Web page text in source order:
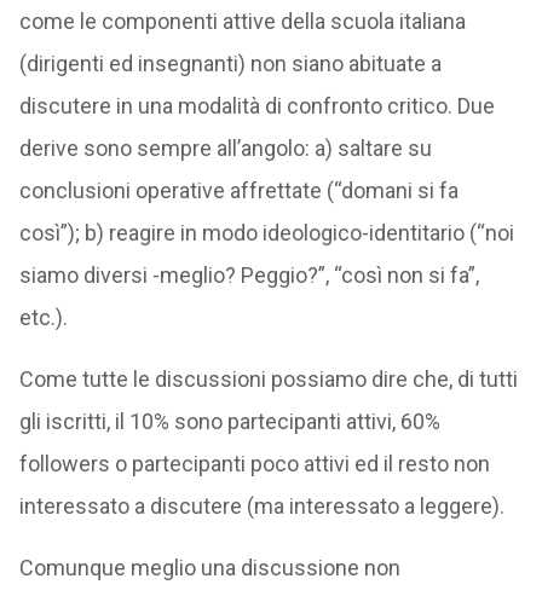
come le componenti attive della scuola italiana
(dirigenti ed insegnanti) non siano abituate a
discutere in una modalità di confronto critico. Due
derive sono sempre all’angolo: a) saltare su
conclusioni operative affrettate (“domani si fa
così”); b) reagire in modo ideologico-identitario (“noi
siamo diversi -meglio? Peggio?”, “così non si fa”,
etc.).
Come tutte le discussioni possiamo dire che, di tutti
gli iscritti, il 10% sono partecipanti attivi, 60%
followers o partecipanti poco attivi ed il resto non
interessato a discutere (ma interessato a leggere).
Comunque meglio una discussione non